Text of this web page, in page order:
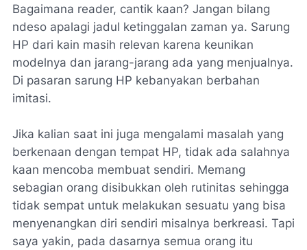
Bagaimana reader, cantik kaan? Jangan bilang
ndeso apalagi jadul ketinggalan zaman ya. Sarung
HP dari kain masih relevan karena keunikan
modelnya dan jarang-jarang ada yang menjualnya.
Di pasaran sarung HP kebanyakan berbahan
imitasi.
Jika kalian saat ini juga mengalami masalah yang
berkenaan dengan tempat HP, tidak ada salahnya
kaan mencoba membuat sendiri. Memang
sebagian orang disibukkan oleh rutinitas sehingga
tidak sempat untuk melakukan sesuatu yang bisa
menyenangkan diri sendiri misalnya berkreasi. Tapi
saya yakin, pada dasarnya semua orang itu